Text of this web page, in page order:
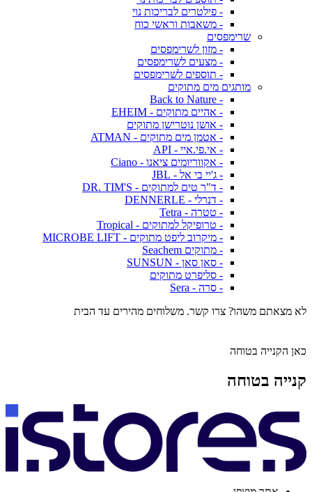
- פילטרים לבריכות נוי
- משאבות וראשי כוח
שרימפסים
- מזון לשרימפסים
- מצעים לשרימפסים
- תוספים לשרימפסים
מותגים מים מתוקים
- Back to Nature
- אהיים מתוקים - EHEIM
- אושן נוטרישן מתוקים
- אטמן מים מתוקים - ATMAN
- אי.פי.איי - API
- אקווריומים ציאנו - Ciano
- ג'יי בי אל - JBL
- ד"ר טים למתוקים - DR. TIM'S
- דנרלי - DENNERLE
- טטרה - Tetra
- טרופיקל למתוקים - Tropical
- מיקרוב ליפט מתוקים - MICROBE LIFT
- מתוקים Seachem
- סאן סאן - SUNSUN
- סליפרט מתוקים
- סרה - Sera
לא מצאתם משהו? צרו קשר. משלוחים מהירים עד הבית
כאן הקנייה בטוחה
קנייה בטוחה